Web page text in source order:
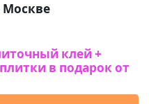
Москве
клей +
в подарок от